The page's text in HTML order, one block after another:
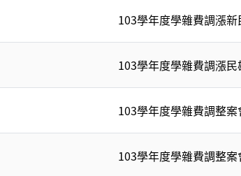
103學年度學雜費調漲
103學年度學雜費調漲
103學年度學雜費調整
103學年度學雜費調整